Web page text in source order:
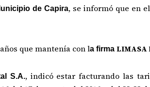
de Capira, se informó que en
que mantenía con la firmaLIMASA
S.A., indicó estar facturando las